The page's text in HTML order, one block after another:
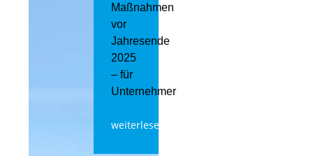
Maßnahmen
vor
Jahresende
2025
– für
Unternehmer
weiterlesen